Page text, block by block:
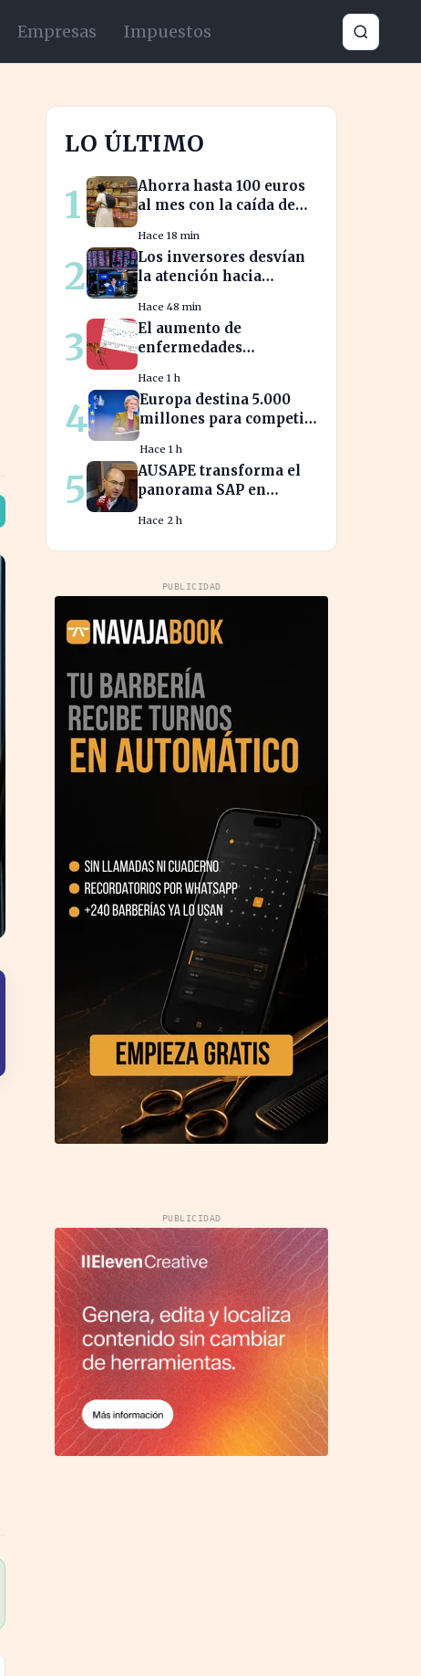
Empresas Impuestos
LO ÚLTIMO
1
Ahorra hasta 100 euros
al mes con la caída de
esenciales
Hace 18 min
2
Los inversores desvían
la atención hacia
Wall Street se desploma
Hace 48 min
3
El aumento de
enfermedades
salud pública por el
cambio climático
Hace 1 h
4
Europa destina 5.000
millones para competir
tecnológicas de EE.UU.
Hace 1 h
5
AUSAPE transforma el
panorama SAP en
de innovación
Hace 2 h
PUBLICIDAD
PUBLICIDAD